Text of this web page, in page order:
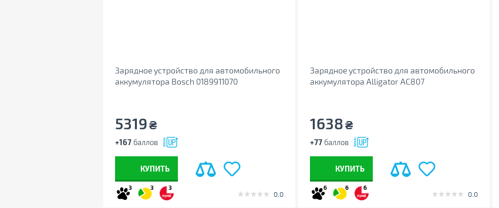
Зарядное устройство для автомобильного
аккумулятора Bosch 0189911070
5319₴
+167 баллов
КУПИТЬ
3 3 3
0.0
Зарядное устройство для автомобильного
аккумулятора Alligator AC807
1638₴
+77баллов
КУПИТЬ
6 6 6
0.0